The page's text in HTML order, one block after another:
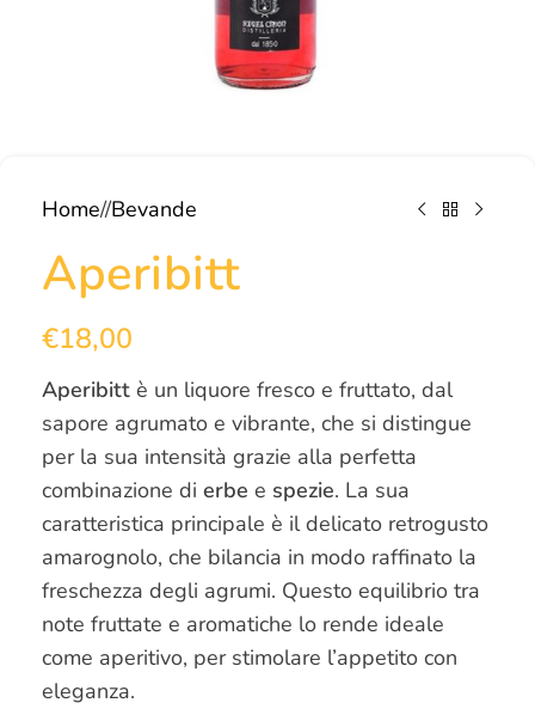
Home/ Bevande
Aperibitt
€18,00
Aperibitt è un liquore fresco e fruttato, dal
sapore agrumato e vibrante, che si distingue
per la sua intensità grazie alla perfetta
combinazione di erbe e spezie. La sua
caratteristica principale è il delicato retrogusto
amarognolo, che bilancia in modo raffinato la
freschezza degli agrumi. Questo equilibrio tra
note fruttate e aromatiche lo rende ideale
come aperitivo, per stimolare l’appetito con
eleganza.